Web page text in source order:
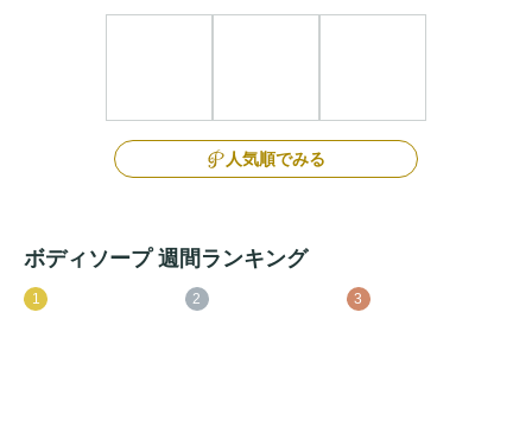
人気順でみる
ボディソープ 週間ランキング
1 2 3